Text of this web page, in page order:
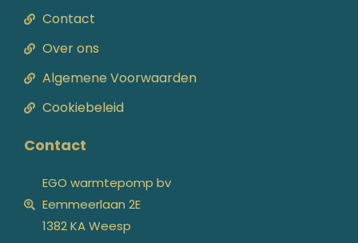
Contact
Over ons
Algemene Voorwaarden
Cookiebeleid
Contact
EGO warmtepomp bv
Eemmeerlaan 2E
1382 KA Weesp